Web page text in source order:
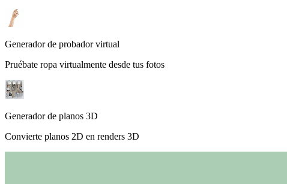
Generador de probador virtual
Pruébate ropa virtualmente desde tus fotos
Generador de planos 3D
Convierte planos 2D en renders 3D